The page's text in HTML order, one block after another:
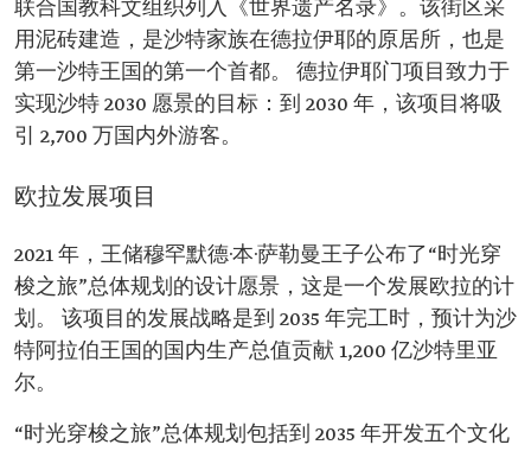
联合国教科文组织列入《世界遗产名录》。该街区采
用泥砖建造，是沙特家族在德拉伊耶的原居所，也是
第一沙特王国的第一个首都。 德拉伊耶门项目致力于
实现沙特 2030 愿景的目标：到 2030 年，该项目将吸
引 2,700 万国内外游客。
欧拉发展项目
2021 年，王储穆罕默德·本·萨勒曼王子公布了“时光穿
梭之旅”总体规划的设计愿景，这是一个发展欧拉的计
划。 该项目的发展战略是到 2035 年完工时，预计为沙
特阿拉伯王国的国内生产总值贡献 1,200 亿沙特里亚
尔。
“时光穿梭之旅”总体规划包括到 2035 年开发五个文化